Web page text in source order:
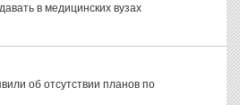
в медицинских вузах
об отсутствии планов по